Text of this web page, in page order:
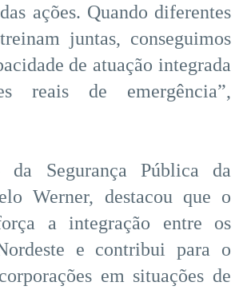
ações. Quando diferentes
juntas, conseguimos
de atuação integrada
reais de emergência”,
da Segurança Pública da
Werner, destacou que o
a integração entre os
e contribui para o
em situações de